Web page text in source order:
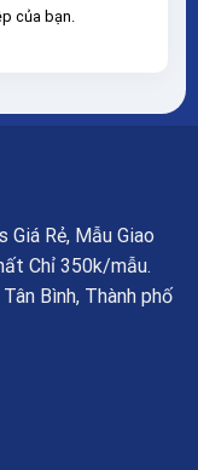
của bạn.
Rẻ, Mẫu Giao
Chỉ 350k/mẫu.
Bình, Thành phố